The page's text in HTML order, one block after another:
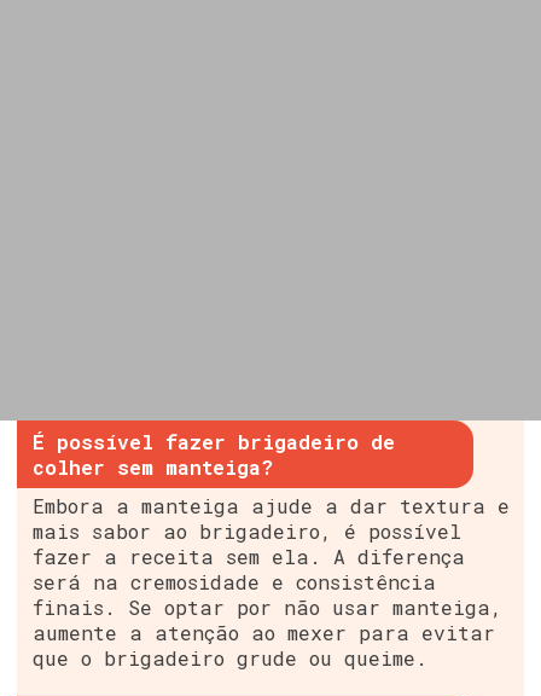
É possível fazer brigadeiro de
colher sem manteiga?
Embora a manteiga ajude a dar textura e
mais sabor ao brigadeiro, é possível
fazer a receita sem ela. A diferença
será na cremosidade e consistência
finais. Se optar por não usar manteiga,
aumente a atenção ao mexer para evitar
que o brigadeiro grude ou queime.